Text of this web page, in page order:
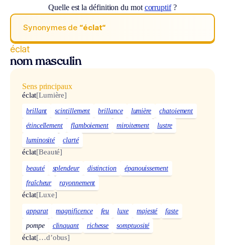
Quelle est la définition du mot corruptif?
Synonymes de “éclat“
éclat
nom masculin
Sens principaux
éclat[Lumière]
brillant scintillement brillance lumière
chatoiement
étincellement
flamboiement miroitement
lustre
luminosité
clarté
éclat[Beauté]
beauté splendeur distinction
épanouissement
fraîcheur
rayonnement
éclat[Luxe]
apparat magnificence feu luxe majesté
faste
pompe
clinquant richesse somptuosité
éclat[…d’obus]